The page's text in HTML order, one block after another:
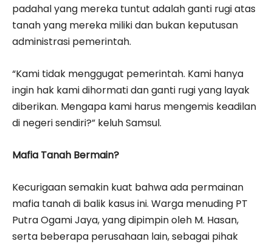
padahal yang mereka tuntut adalah ganti rugi atas
tanah yang mereka miliki dan bukan keputusan
administrasi pemerintah.
“Kami tidak menggugat pemerintah. Kami hanya
ingin hak kami dihormati dan ganti rugi yang layak
diberikan. Mengapa kami harus mengemis keadilan
di negeri sendiri?” keluh Samsul.
Mafia Tanah Bermain?
Kecurigaan semakin kuat bahwa ada permainan
mafia tanah di balik kasus ini. Warga menuding PT
Putra Ogami Jaya, yang dipimpin oleh M. Hasan,
serta beberapa perusahaan lain, sebagai pihak